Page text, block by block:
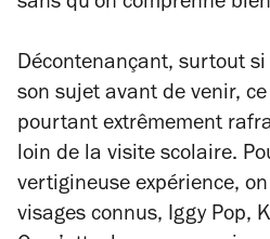
sans qu’on comprenne
Décontenançant, surtout si
son sujet avant de venir,
pourtant extrêmement
loin de la visite scolaire.
vertigineuse expérience,
visages connus, Iggy Pop,